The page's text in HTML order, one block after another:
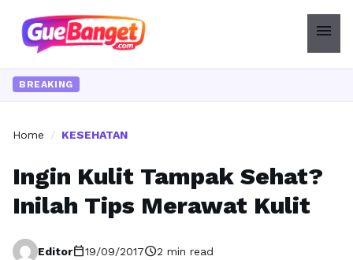
menu
BREAKING
Home / KESEHATAN
Ingin Kulit Tampak Sehat?
Inilah Tips Merawat Kulit
Editorcalendar_today19/09/2017schedule2 min read